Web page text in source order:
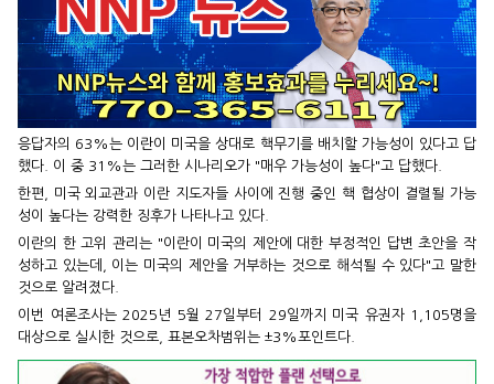
응답자의 63%는 이란이 미국을 상대로 핵무기를 배치할 가능성이 있다고 답
했다. 이 중 31%는 그러한 시나리오가 "매우 가능성이 높다"고 답했다.
한편, 미국 외교관과 이란 지도자들 사이에 진행 중인 핵 협상이 결렬될 가능
성이 높다는 강력한 징후가 나타나고 있다.
이란의 한 고위 관리는 "이란이 미국의 제안에 대한 부정적인 답변 초안을 작
성하고 있는데, 이는 미국의 제안을 거부하는 것으로 해석될 수 있다"고 말한
것으로 알려졌다.
이번 여론조사는 2025년 5월 27일부터 29일까지 미국 유권자 1,105명을
대상으로 실시한 것으로, 표본오차범위는 ±3%포인트다.